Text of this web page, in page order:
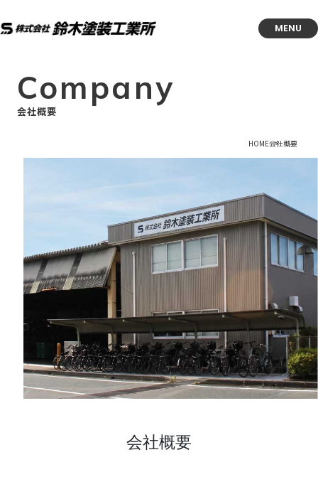
MENU
Company
会社概要
HOME会社概要
会社概要